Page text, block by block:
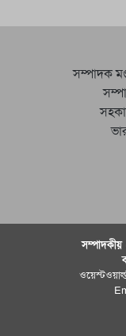
সম্পাদক
সম্পাদকীয়